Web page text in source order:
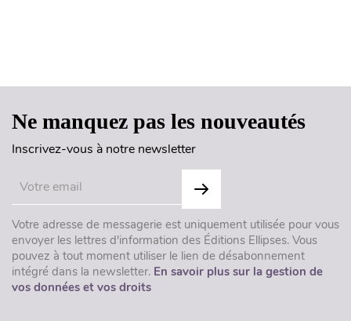
Ne manquez pas les nouveautés
Inscrivez-vous à notre newsletter
Votre adresse de messagerie est uniquement utilisée pour vous
envoyer les lettres d'information des Éditions Ellipses. Vous
pouvez à tout moment utiliser le lien de désabonnement
intégré dans la newsletter. En savoir plus sur la gestion de
vos données et vos droits